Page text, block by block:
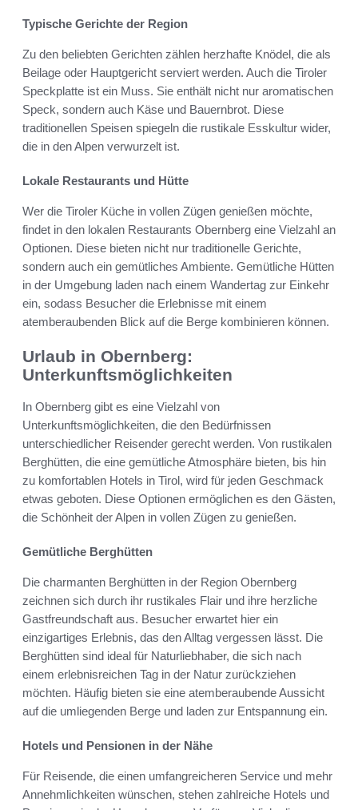
Typische Gerichte der Region
Zu den beliebten Gerichten zählen herzhafte Knödel, die als
Beilage oder Hauptgericht serviert werden. Auch die Tiroler
Speckplatte ist ein Muss. Sie enthält nicht nur aromatischen
Speck, sondern auch Käse und Bauernbrot. Diese
traditionellen Speisen spiegeln die rustikale Esskultur wider,
die in den Alpen verwurzelt ist.
Lokale Restaurants und Hütte
Wer die Tiroler Küche in vollen Zügen genießen möchte,
findet in den lokalen Restaurants Obernberg eine Vielzahl an
Optionen. Diese bieten nicht nur traditionelle Gerichte,
sondern auch ein gemütliches Ambiente. Gemütliche Hütten
in der Umgebung laden nach einem Wandertag zur Einkehr
ein, sodass Besucher die Erlebnisse mit einem
atemberaubenden Blick auf die Berge kombinieren können.
Urlaub in Obernberg:
Unterkunftsmöglichkeiten
In Obernberg gibt es eine Vielzahl von
Unterkunftsmöglichkeiten, die den Bedürfnissen
unterschiedlicher Reisender gerecht werden. Von rustikalen
Berghütten, die eine gemütliche Atmosphäre bieten, bis hin
zu komfortablen Hotels in Tirol, wird für jeden Geschmack
etwas geboten. Diese Optionen ermöglichen es den Gästen,
die Schönheit der Alpen in vollen Zügen zu genießen.
Gemütliche Berghütten
Die charmanten Berghütten in der Region Obernberg
zeichnen sich durch ihr rustikales Flair und ihre herzliche
Gastfreundschaft aus. Besucher erwartet hier ein
einzigartiges Erlebnis, das den Alltag vergessen lässt. Die
Berghütten sind ideal für Naturliebhaber, die sich nach
einem erlebnisreichen Tag in der Natur zurückziehen
möchten. Häufig bieten sie eine atemberaubende Aussicht
auf die umliegenden Berge und laden zur Entspannung ein.
Hotels und Pensionen in der Nähe
Für Reisende, die einen umfangreicheren Service und mehr
Annehmlichkeiten wünschen, stehen zahlreiche Hotels und